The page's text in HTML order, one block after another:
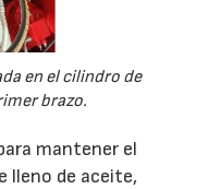
en el cilindro de
brazo.
mantener el
de aceite,